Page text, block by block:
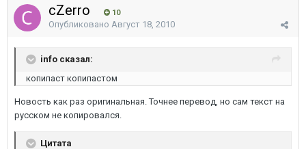
cZerro 10
Опубликовано Август 18, 2010
info сказал:
копипаст копипастом
Новость как раз оригинальная. Точнее перевод, но сам текст на
русском не копировался.
Цитата